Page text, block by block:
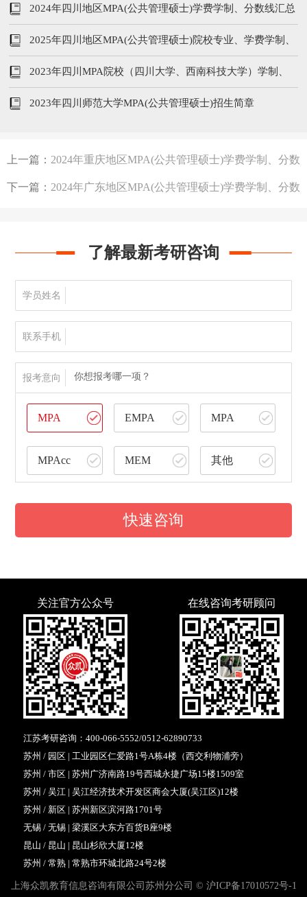
2024年四川地区MPA(公共管理硕士)学费学制、分数线汇总
2025年四川地区MPA(公共管理硕士)院校专业、学费学制、
分数线汇总
2023年四川MPA院校（四川大学、西南科技大学）学制、
专业、学费汇总
2023年四川师范大学MPA(公共管理硕士)招生简章
上一篇： 2024年重庆地区MPA(公共管理硕士)学费学制、分数
线汇总
下一篇： 2024年广东地区MPA(公共管理硕士)学费学制、分数
了解最新考研咨询
学员姓名
联系手机
报考意向 你想报考哪一项？
MPA EMPA MPA
MPAcc MEM 其他
快速咨询
关注官方公众号 在线咨询考研顾问
江苏考研咨询： 400-066-5552/0512-62890733
苏州 / 园区 | 工业园区仁爱路1号A栋4楼（西交利物浦旁）
苏州 / 市区 | 苏州广济南路19号西城永捷广场15楼1509室
苏州 / 吴江 | 吴江经济技术开发区商会大厦(吴江区)12楼
苏州 / 新区 | 苏州新区滨河路1701号
无锡 / 无锡 | 梁溪区大东方百货B座9楼
昆山 / 昆山 | 昆山杉欣大厦12楼
苏州 / 常熟 | 常熟市环城北路24号2楼
上海众凯教育信息咨询有限公司苏州分公司 © 沪ICP备17010572号-1